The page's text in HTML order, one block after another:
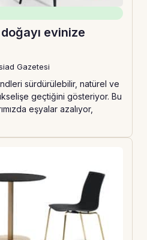
evinize
Gazetesi
sürdürülebilir, natürel ve
geçtiğini gösteriyor. Bu
eşyalar azalıyor,